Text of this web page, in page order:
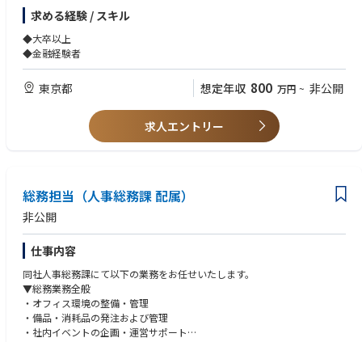
※ご経験やご意向を伺った上で配属先を検討します。
※将来的に会社の定める業務（出向含む）へ変更されることがあります。
求める経験 / スキル
◆大卒以上
◆金融経験者
東京都 想定年収 800 万円 ~ 非公開
求人エントリー
総務担当（人事総務課 配属）
非公開
仕事内容
同社人事総務課にて以下の業務をお任せいたします。
▼総務業務全般
・オフィス環境の整備・管理
・備品・消耗品の発注および管理
・社内イベントの企画・運営サポート